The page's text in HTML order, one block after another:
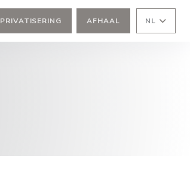
PRIVATISERING AFHAAL NL